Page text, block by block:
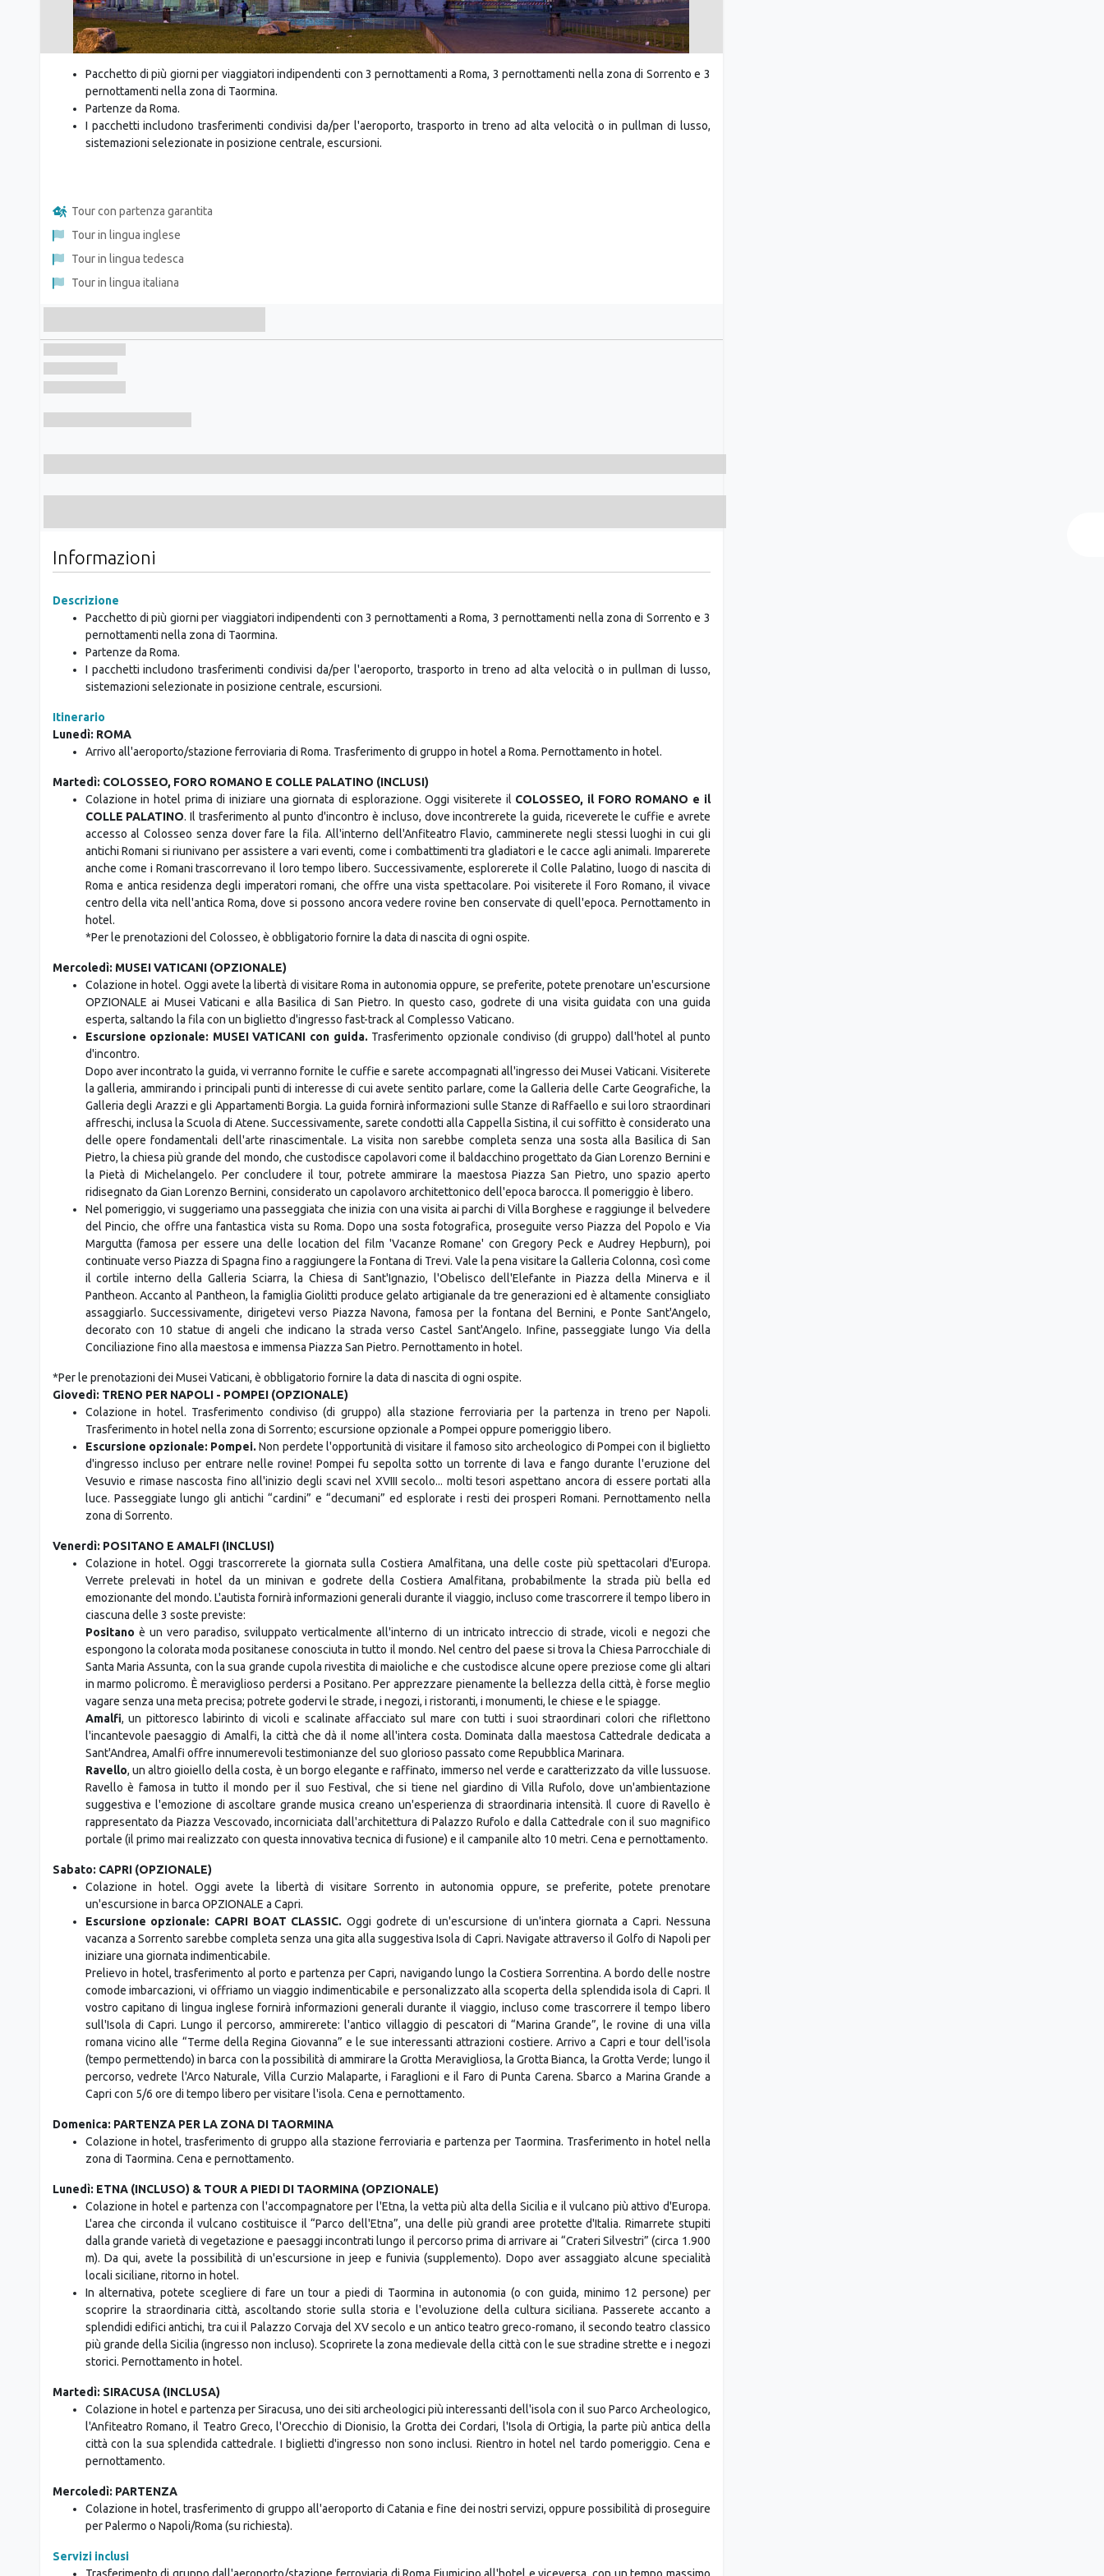
Pacchetto di più giorni per viaggiatori indipendenti con 3 pernottamenti a Roma, 3 pernottamenti nella zona di Sorrento e 3
pernottamenti nella zona di Taormina.
Partenze da Roma.
I pacchetti includono trasferimenti condivisi da/per l'aeroporto, trasporto in treno ad alta velocità o in pullman di lusso,
sistemazioni selezionate in posizione centrale, escursioni.
Tour con partenza garantita
Tour in lingua inglese
Tour in lingua tedesca
Tour in lingua italiana
Informazioni
Descrizione
Pacchetto di più giorni per viaggiatori indipendenti con 3 pernottamenti a Roma, 3 pernottamenti nella zona di Sorrento e 3
pernottamenti nella zona di Taormina.
Partenze da Roma.
I pacchetti includono trasferimenti condivisi da/per l'aeroporto, trasporto in treno ad alta velocità o in pullman di lusso,
sistemazioni selezionate in posizione centrale, escursioni.
Itinerario
Lunedì: ROMA
Arrivo all'aeroporto/stazione ferroviaria di Roma. Trasferimento di gruppo in hotel a Roma. Pernottamento in hotel.
Martedì: COLOSSEO, FORO ROMANO E COLLE PALATINO (INCLUSI)
Colazione in hotel prima di iniziare una giornata di esplorazione. Oggi visiterete il COLOSSEO, il FORO ROMANO e il
COLLE PALATINO. Il trasferimento al punto d'incontro è incluso, dove incontrerete la guida, riceverete le cuffie e avrete
accesso al Colosseo senza dover fare la fila. All'interno dell'Anfiteatro Flavio, camminerete negli stessi luoghi in cui gli
antichi Romani si riunivano per assistere a vari eventi, come i combattimenti tra gladiatori e le cacce agli animali. Imparerete
anche come i Romani trascorrevano il loro tempo libero. Successivamente, esplorerete il Colle Palatino, luogo di nascita di
Roma e antica residenza degli imperatori romani, che offre una vista spettacolare. Poi visiterete il Foro Romano, il vivace
centro della vita nell'antica Roma, dove si possono ancora vedere rovine ben conservate di quell'epoca. Pernottamento in
hotel.
*Per le prenotazioni del Colosseo, è obbligatorio fornire la data di nascita di ogni ospite.
Mercoledì: MUSEI VATICANI (OPZIONALE)
Colazione in hotel. Oggi avete la libertà di visitare Roma in autonomia oppure, se preferite, potete prenotare un'escursione
OPZIONALE ai Musei Vaticani e alla Basilica di San Pietro. In questo caso, godrete di una visita guidata con una guida
esperta, saltando la fila con un biglietto d'ingresso fast-track al Complesso Vaticano.
Escursione opzionale: MUSEI VATICANI con guida. Trasferimento opzionale condiviso (di gruppo) dall'hotel al punto
d'incontro.
Dopo aver incontrato la guida, vi verranno fornite le cuffie e sarete accompagnati all'ingresso dei Musei Vaticani. Visiterete
la galleria, ammirando i principali punti di interesse di cui avete sentito parlare, come la Galleria delle Carte Geografiche, la
Galleria degli Arazzi e gli Appartamenti Borgia. La guida fornirà informazioni sulle Stanze di Raffaello e sui loro straordinari
affreschi, inclusa la Scuola di Atene. Successivamente, sarete condotti alla Cappella Sistina, il cui soffitto è considerato una
delle opere fondamentali dell'arte rinascimentale. La visita non sarebbe completa senza una sosta alla Basilica di San
Pietro, la chiesa più grande del mondo, che custodisce capolavori come il baldacchino progettato da Gian Lorenzo Bernini e
la Pietà di Michelangelo. Per concludere il tour, potrete ammirare la maestosa Piazza San Pietro, uno spazio aperto
ridisegnato da Gian Lorenzo Bernini, considerato un capolavoro architettonico dell'epoca barocca. Il pomeriggio è libero.
Nel pomeriggio, vi suggeriamo una passeggiata che inizia con una visita ai parchi di Villa Borghese e raggiunge il belvedere
del Pincio, che offre una fantastica vista su Roma. Dopo una sosta fotografica, proseguite verso Piazza del Popolo e Via
Margutta (famosa per essere una delle location del film 'Vacanze Romane' con Gregory Peck e Audrey Hepburn), poi
continuate verso Piazza di Spagna fino a raggiungere la Fontana di Trevi. Vale la pena visitare la Galleria Colonna, così come
il cortile interno della Galleria Sciarra, la Chiesa di Sant'Ignazio, l'Obelisco dell'Elefante in Piazza della Minerva e il
Pantheon. Accanto al Pantheon, la famiglia Giolitti produce gelato artigianale da tre generazioni ed è altamente consigliato
assaggiarlo. Successivamente, dirigetevi verso Piazza Navona, famosa per la fontana del Bernini, e Ponte Sant'Angelo,
decorato con 10 statue di angeli che indicano la strada verso Castel Sant'Angelo. Infine, passeggiate lungo Via della
Conciliazione fino alla maestosa e immensa Piazza San Pietro. Pernottamento in hotel.
*Per le prenotazioni dei Musei Vaticani, è obbligatorio fornire la data di nascita di ogni ospite.
Giovedì: TRENO PER NAPOLI - POMPEI (OPZIONALE)
Colazione in hotel. Trasferimento condiviso (di gruppo) alla stazione ferroviaria per la partenza in treno per Napoli.
Trasferimento in hotel nella zona di Sorrento; escursione opzionale a Pompei oppure pomeriggio libero.
Escursione opzionale: Pompei. Non perdete l'opportunità di visitare il famoso sito archeologico di Pompei con il biglietto
d'ingresso incluso per entrare nelle rovine! Pompei fu sepolta sotto un torrente di lava e fango durante l'eruzione del
Vesuvio e rimase nascosta fino all'inizio degli scavi nel XVIII secolo... molti tesori aspettano ancora di essere portati alla
luce. Passeggiate lungo gli antichi “cardini” e “decumani” ed esplorate i resti dei prosperi Romani. Pernottamento nella
zona di Sorrento.
Venerdì: POSITANO E AMALFI (INCLUSI)
Colazione in hotel. Oggi trascorrerete la giornata sulla Costiera Amalfitana, una delle coste più spettacolari d'Europa.
Verrete prelevati in hotel da un minivan e godrete della Costiera Amalfitana, probabilmente la strada più bella ed
emozionante del mondo. L'autista fornirà informazioni generali durante il viaggio, incluso come trascorrere il tempo libero in
ciascuna delle 3 soste previste:
Positano è un vero paradiso, sviluppato verticalmente all'interno di un intricato intreccio di strade, vicoli e negozi che
espongono la colorata moda positanese conosciuta in tutto il mondo. Nel centro del paese si trova la Chiesa Parrocchiale di
Santa Maria Assunta, con la sua grande cupola rivestita di maioliche e che custodisce alcune opere preziose come gli altari
in marmo policromo. È meraviglioso perdersi a Positano. Per apprezzare pienamente la bellezza della città, è forse meglio
vagare senza una meta precisa; potrete godervi le strade, i negozi, i ristoranti, i monumenti, le chiese e le spiagge.
Amalfi, un pittoresco labirinto di vicoli e scalinate affacciato sul mare con tutti i suoi straordinari colori che riflettono
l'incantevole paesaggio di Amalfi, la città che dà il nome all'intera costa. Dominata dalla maestosa Cattedrale dedicata a
Sant'Andrea, Amalfi offre innumerevoli testimonianze del suo glorioso passato come Repubblica Marinara.
Ravello, un altro gioiello della costa, è un borgo elegante e raffinato, immerso nel verde e caratterizzato da ville lussuose.
Ravello è famosa in tutto il mondo per il suo Festival, che si tiene nel giardino di Villa Rufolo, dove un'ambientazione
suggestiva e l'emozione di ascoltare grande musica creano un'esperienza di straordinaria intensità. Il cuore di Ravello è
rappresentato da Piazza Vescovado, incorniciata dall'architettura di Palazzo Rufolo e dalla Cattedrale con il suo magnifico
portale (il primo mai realizzato con questa innovativa tecnica di fusione) e il campanile alto 10 metri. Cena e pernottamento.
Sabato: CAPRI (OPZIONALE)
Colazione in hotel. Oggi avete la libertà di visitare Sorrento in autonomia oppure, se preferite, potete prenotare
un'escursione in barca OPZIONALE a Capri.
Escursione opzionale: CAPRI BOAT CLASSIC. Oggi godrete di un'escursione di un'intera giornata a Capri. Nessuna
vacanza a Sorrento sarebbe completa senza una gita alla suggestiva Isola di Capri. Navigate attraverso il Golfo di Napoli per
iniziare una giornata indimenticabile.
Prelievo in hotel, trasferimento al porto e partenza per Capri, navigando lungo la Costiera Sorrentina. A bordo delle nostre
comode imbarcazioni, vi offriamo un viaggio indimenticabile e personalizzato alla scoperta della splendida isola di Capri. Il
vostro capitano di lingua inglese fornirà informazioni generali durante il viaggio, incluso come trascorrere il tempo libero
sull'Isola di Capri. Lungo il percorso, ammirerete: l'antico villaggio di pescatori di “Marina Grande”, le rovine di una villa
romana vicino alle “Terme della Regina Giovanna” e le sue interessanti attrazioni costiere. Arrivo a Capri e tour dell'isola
(tempo permettendo) in barca con la possibilità di ammirare la Grotta Meravigliosa, la Grotta Bianca, la Grotta Verde; lungo il
percorso, vedrete l'Arco Naturale, Villa Curzio Malaparte, i Faraglioni e il Faro di Punta Carena. Sbarco a Marina Grande a
Capri con 5/6 ore di tempo libero per visitare l'isola. Cena e pernottamento.
Domenica: PARTENZA PER LA ZONA DI TAORMINA
Colazione in hotel, trasferimento di gruppo alla stazione ferroviaria e partenza per Taormina. Trasferimento in hotel nella
zona di Taormina. Cena e pernottamento.
Lunedì: ETNA (INCLUSO) & TOUR A PIEDI DI TAORMINA (OPZIONALE)
Colazione in hotel e partenza con l'accompagnatore per l'Etna, la vetta più alta della Sicilia e il vulcano più attivo d'Europa.
L'area che circonda il vulcano costituisce il “Parco dell'Etna”, una delle più grandi aree protette d'Italia. Rimarrete stupiti
dalla grande varietà di vegetazione e paesaggi incontrati lungo il percorso prima di arrivare ai “Crateri Silvestri” (circa 1.900
m). Da qui, avete la possibilità di un'escursione in jeep e funivia (supplemento). Dopo aver assaggiato alcune specialità
locali siciliane, ritorno in hotel.
In alternativa, potete scegliere di fare un tour a piedi di Taormina in autonomia (o con guida, minimo 12 persone) per
scoprire la straordinaria città, ascoltando storie sulla storia e l'evoluzione della cultura siciliana. Passerete accanto a
splendidi edifici antichi, tra cui il Palazzo Corvaja del XV secolo e un antico teatro greco-romano, il secondo teatro classico
più grande della Sicilia (ingresso non incluso). Scoprirete la zona medievale della città con le sue stradine strette e i negozi
storici. Pernottamento in hotel.
Martedì: SIRACUSA (INCLUSA)
Colazione in hotel e partenza per Siracusa, uno dei siti archeologici più interessanti dell'isola con il suo Parco Archeologico,
l'Anfiteatro Romano, il Teatro Greco, l'Orecchio di Dionisio, la Grotta dei Cordari, l'Isola di Ortigia, la parte più antica della
città con la sua splendida cattedrale. I biglietti d'ingresso non sono inclusi. Rientro in hotel nel tardo pomeriggio. Cena e
pernottamento.
Mercoledì: PARTENZA
Colazione in hotel, trasferimento di gruppo all'aeroporto di Catania e fine dei nostri servizi, oppure possibilità di proseguire
per Palermo o Napoli/Roma (su richiesta).
Servizi inclusi